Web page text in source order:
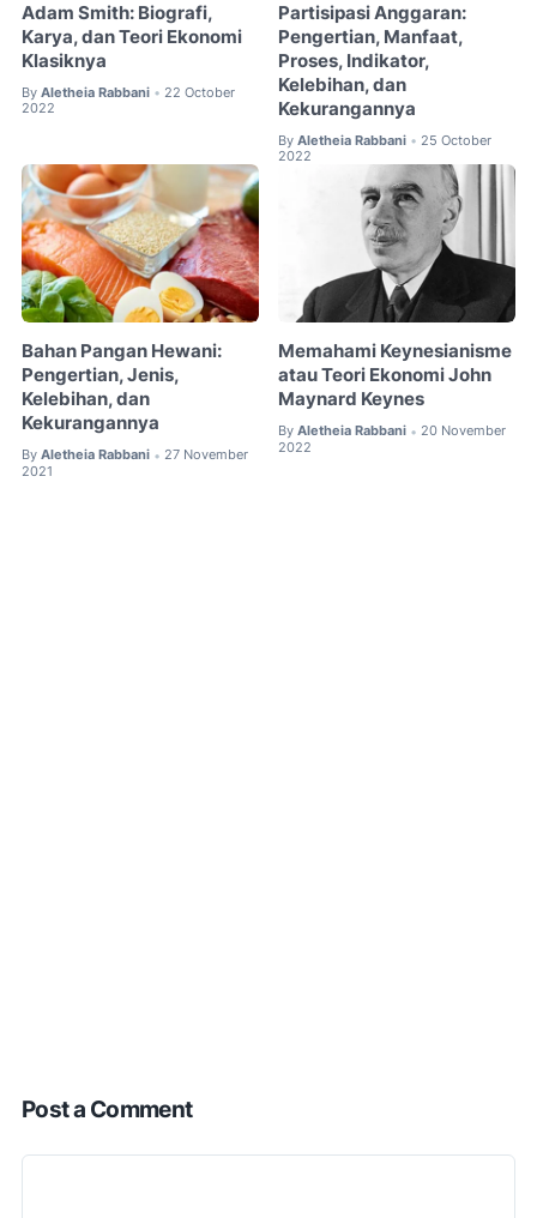
Adam Smith: Biografi,
Karya, dan Teori Ekonomi
Klasiknya
By Aletheia Rabbani • 22 October
2022
Partisipasi Anggaran:
Pengertian, Manfaat,
Proses, Indikator,
Kelebihan, dan
Kekurangannya
By Aletheia Rabbani • 25 October
2022
Bahan Pangan Hewani:
Pengertian, Jenis,
Kelebihan, dan
Kekurangannya
By Aletheia Rabbani • 27 November
2021
Memahami Keynesianisme
atau Teori Ekonomi John
Maynard Keynes
By Aletheia Rabbani • 20 November
2022
Post a Comment